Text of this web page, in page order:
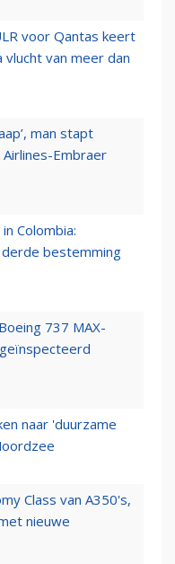
voor Qantas keert
van meer dan
man stapt
Embraer
Colombia:
bestemming
737 MAX-
naar 'duurzame
Class van A350's,
nieuwe